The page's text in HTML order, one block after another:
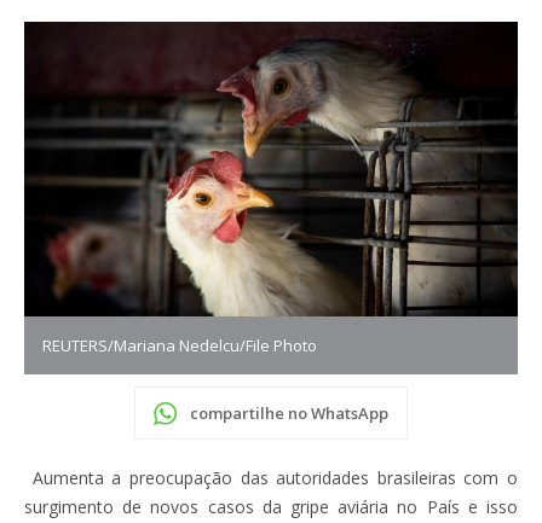
REUTERS/Mariana Nedelcu/File Photo
compartilhe no WhatsApp
Aumenta a preocupação das autoridades brasileiras com o
surgimento de novos casos da gripe aviária no País e isso